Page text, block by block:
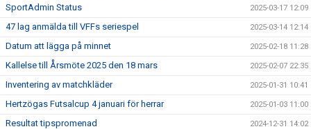
SportAdmin Status 2025-03-17 12:09
47 lag anmälda till VFFs seriespel 2025-03-14 12:14
Datum att lägga på minnet 2025-02-18 11:28
Kallelse till Årsmöte 2025 den 18 mars 2025-02-07 22:35
Inventering av matchkläder 2025-01-31 10:41
Hertzögas Futsalcup 4 januari för herrar 2025-01-03 11:00
Resultat tipspromenad 2024-12-31 14:02